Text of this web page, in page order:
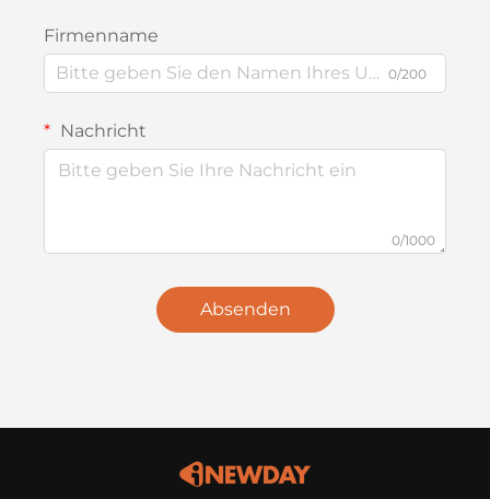
Firmenname
0/200
Nachricht
0/1000
Absenden